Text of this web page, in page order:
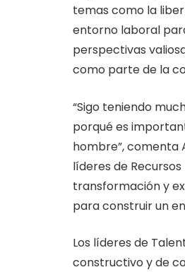
temas como la
entorno laboral
perspectivas
como parte de la
“Sigo teniendo
porqué es
hombre”, comenta
líderes de
transformación y
para construir un
Los líderes de
constructivo y de